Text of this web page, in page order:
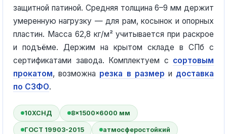
защитной патиной. Средняя толщина 6–9 мм держит
умеренную нагрузку — для рам, косынок и опорных
пластин. Масса 62,8 кг/м² учитывается при раскрое
и подъёме. Держим на крытом складе в СПб с
сертификатами завода. Комплектуем с сортовым
прокатом, возможна резка в размер и доставка
по СЗФО.
10ХСНД 8×1500×6000 мм
ГОСТ 19903-2015 атмосферостойкий